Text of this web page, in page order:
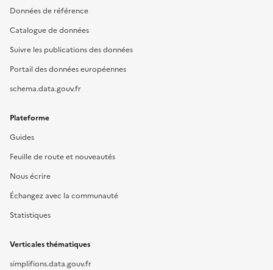
Données de référence
Catalogue de données
Suivre les publications des données
Portail des données européennes
schema.data.gouv.fr
Plateforme
Guides
Feuille de route et nouveautés
Nous écrire
Échangez avec la communauté
Statistiques
Verticales thématiques
simplifions.data.gouv.fr